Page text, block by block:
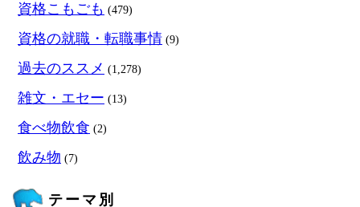
資格こもごも (479)
資格の就職・転職事情 (9)
過去のススメ (1,278)
雑文・エセー (13)
食べ物飲食 (2)
飲み物 (7)
テーマ別